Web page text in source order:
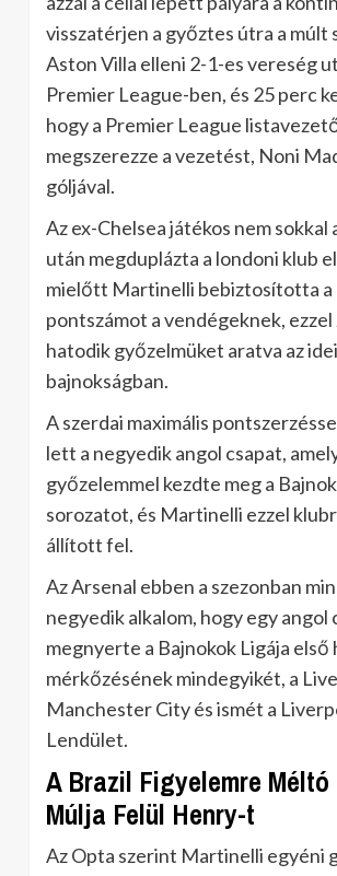
visszatérjen a győztes útra a múlt
Aston Villa elleni 2-1-es vereség
Premier League-ben, és 25 perc
hogy a Premier League
megszerezze a vezetést, Noni
góljával.
Az ex-Chelsea játékos nem sokkal
után megduplázta a londoni klub
mielőtt Martinelli bebiztosította a
pontszámot a vendégeknek,
hatodik győzelmüket aratva az idei
bajnokságban.
A szerdai maximális
lett a negyedik angol csapat,
győzelemmel kezdte meg a
sorozatot, és Martinelli ezzel
állított fel.
Az Arsenal ebben a szezonban
negyedik alkalom, hogy egy angol
megnyerte a Bajnokok Ligája első
mérkőzésének mindegyikét, a
Manchester City és ismét a
Lendület.
A Brazil Figyelemre
Múlja Felül Henry-t
Az Opta szerint Martinelli egyéni